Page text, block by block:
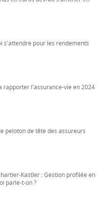
s'attendre pour les rendements
rapporter l'assurance-vie en 2024
peloton de tête des assureurs
Kastler : Gestion profilée en
parle-t-on ?